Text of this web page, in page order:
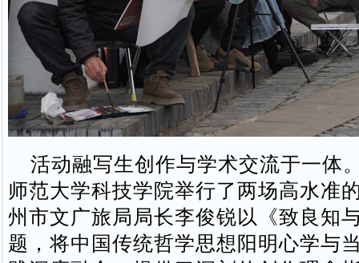
活动融写生创作与学术交流于一体
师范大学科技学院举行了两场高水准
州市文广旅局局长李俊锐以《致良知
题，将中国传统哲学思想阳明心学与